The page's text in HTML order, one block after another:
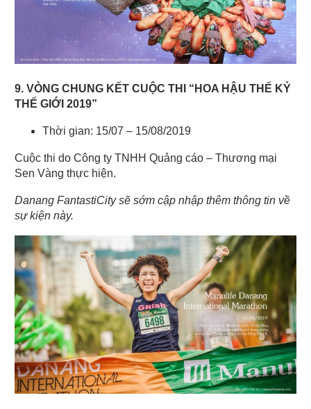
9. VÒNG CHUNG KẾT CUỘC THI “HOA HẬU THẾ KỶ
THẾ GIỚI 2019”
Thời gian: 15/07 – 15/08/2019
Cuộc thi do Công ty TNHH Quảng cáo – Thương mại
Sen Vàng thực hiện.
Danang FantastiCity sẽ sớm cập nhập thêm thông tin về
sự kiện này.